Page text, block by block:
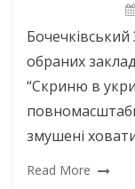
обраних
“Скриню в
змушені
Read More